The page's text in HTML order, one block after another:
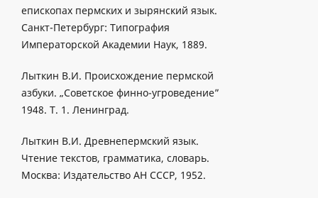
епископах пермских и зырянский язык.
Санкт-Петербург: Типография
Императорской Академии Наук, 1889.
Лыткин В.И. Происхождение пермской
азбуки. „Советское финно-угроведение”
1948. T. 1. Ленинград.
Лыткин B.И. Древнепермский язык.
Чтение текстов, грамматика, словарь.
Москва: Издательство АН СССР, 1952.